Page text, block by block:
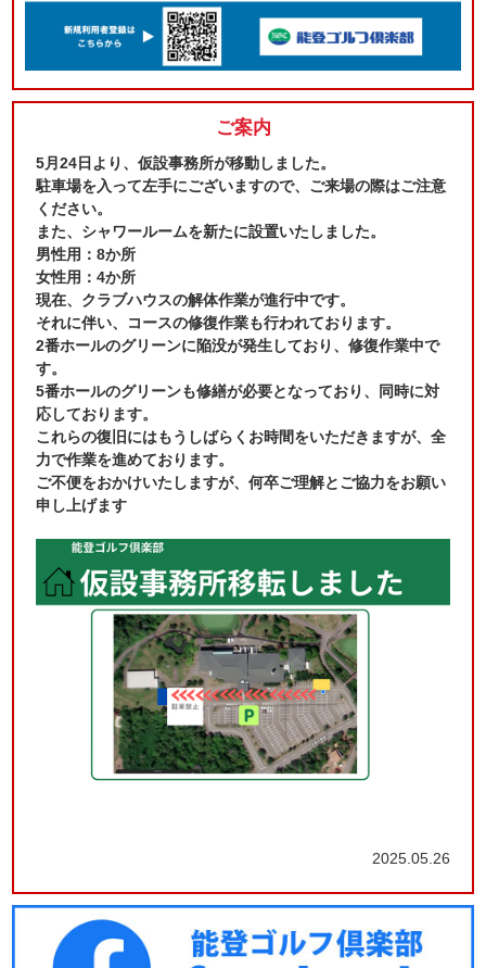
ご案内
5月24日より、仮設事務所が移動しました。
駐車場を入って左手にございますので、ご来場の際はご注意
ください。
また、シャワールームを新たに設置いたしました。
男性用：8か所
女性用：4か所
現在、クラブハウスの解体作業が進行中です。
それに伴い、コースの修復作業も行われております。
2番ホールのグリーンに陥没が発生しており、修復作業中で
す。
5番ホールのグリーンも修繕が必要となっており、同時に対
応しております。
これらの復旧にはもうしばらくお時間をいただきますが、全
力で作業を進めております。
ご不便をおかけいたしますが、何卒ご理解とご協力をお願い
申し上げます
2025.05.26